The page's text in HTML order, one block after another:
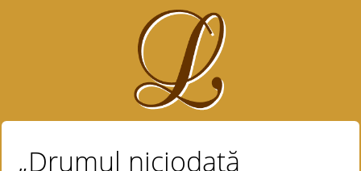
„Drumul niciodată